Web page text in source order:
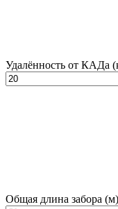
Удалённость от КАДа
Общая длина забора